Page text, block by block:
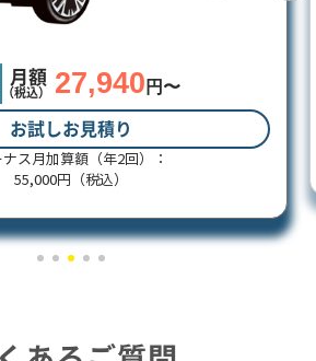
9
お試しお見
55,000円（税